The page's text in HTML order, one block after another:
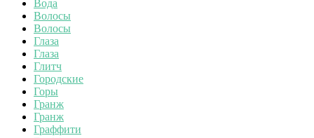
Вода
Волосы
Волосы
Глаза
Глаза
Глитч
Городские
Горы
Гранж
Гранж
Граффити